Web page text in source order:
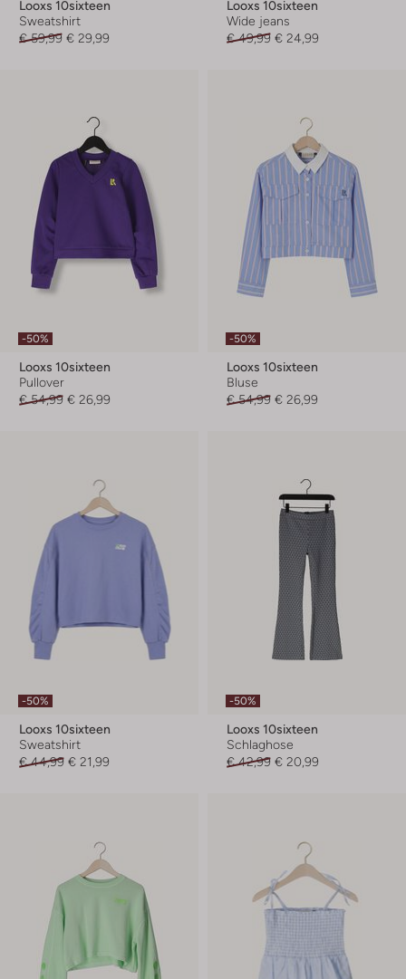
Looxs 10sixteen
Sweatshirt
€ 59,99 € 29,99
Looxs 10sixteen
Wide jeans
€ 49,99 € 24,99
-50%
Looxs 10sixteen
Pullover
€ 54,99 € 26,99
-50%
Looxs 10sixteen
Bluse
€ 54,99 € 26,99
-50%
Looxs 10sixteen
Sweatshirt
€ 44,99 € 21,99
-50%
Looxs 10sixteen
Schlaghose
€ 42,99 € 20,99